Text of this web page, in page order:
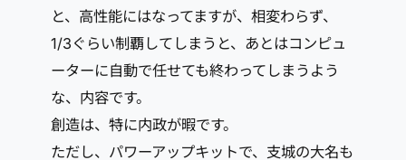
と、高性能にはなってますが、相変わらず、
1/3ぐらい制覇してしまうと、あとはコンピュ
ーターに自動で任せても終わってしまうよう
な、内容です。
創造は、特に内政が暇です。
ただし、パワーアップキットで、支城の大名も